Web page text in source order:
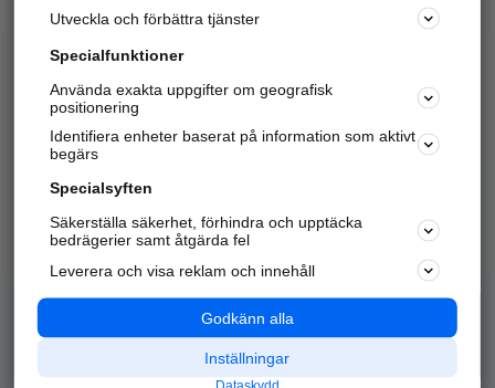
Marknadsför företaget
Kom igång och annonsera mot
samarbetspartners nära dig.
Alla kategorier
Populära sökningar
API & Kartor
Annonsera
Integritet
Nödnummer
Utveckla och förbättra tjänster
Specialfunktioner
Använda exakta uppgifter om geografisk
positionering
Identifiera enheter baserat på information som aktivt
begärs
Specialsyften
Säkerställa säkerhet, förhindra och upptäcka
bedrägerier samt åtgärda fel
Leverera och visa reklam och innehåll
Godkänn alla
Inställningar
Dataskydd